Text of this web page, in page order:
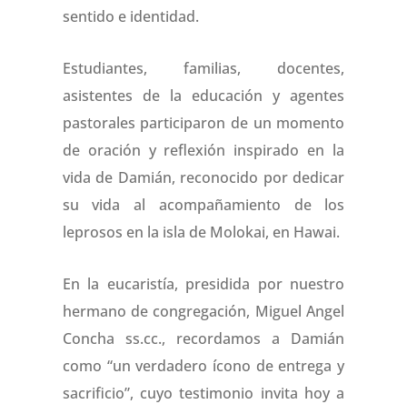
sentido e identidad.
Estudiantes, familias, docentes,
asistentes de la educación y agentes
pastorales participaron de un momento
de oración y reflexión inspirado en la
vida de Damián, reconocido por dedicar
su vida al acompañamiento de los
leprosos en la isla de Molokai, en Hawai.
En la eucaristía, presidida por nuestro
hermano de congregación, Miguel Angel
Concha ss.cc., recordamos a Damián
como “un verdadero ícono de entrega y
sacrificio”, cuyo testimonio invita hoy a